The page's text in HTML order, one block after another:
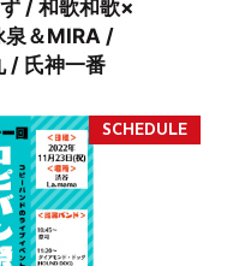
/ 和歌和歌×
泉＆MIRA /
/ 氏神一番